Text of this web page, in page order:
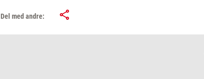
Del med andre: